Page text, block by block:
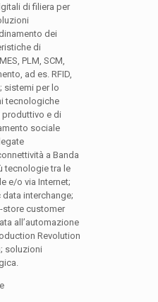
di filiera per
dei
di
PLM, SCM,
ad es. RFID,
sistemi per lo
tecnologiche
produttivo e di
sociale
a Banda
tecnologie tra le
e/o via Internet;
interchange;
store customer
all’automazione
Revolution
soluzioni